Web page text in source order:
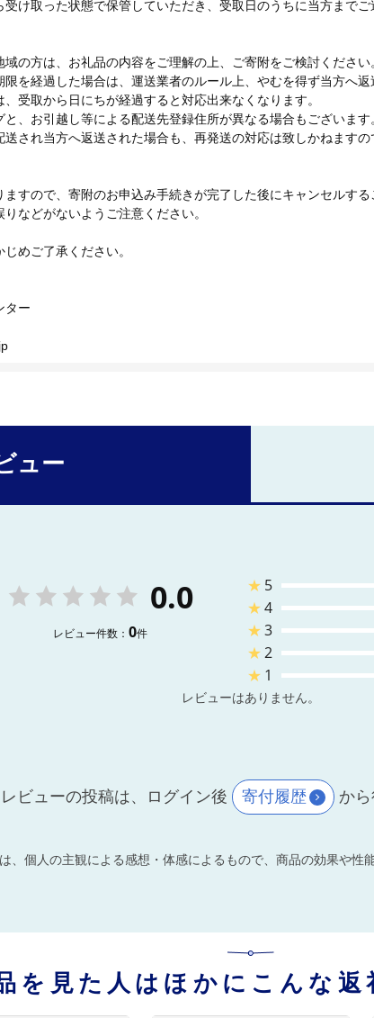
受け取った状態で保管していただき、受取日のうちに当方までご
域の方は、お礼品の内容をご理解の上、ご寄附をご検討ください
限を経過した場合は、運送業者のルール上、やむを得ず当方へ
受取から日にちが経過すると対応出来なくなります。
と、お引越し等による配送先登録住所が異なる場合もございま
送され当方へ返送された場合も、再発送の対応は致しかねますの
ますので、寄附のお申込み手続きが完了した後にキャンセルする
などがないようご注意ください。
めご了承ください。
ター
ュー
0.0
レビュー件数： 0件
★ 5
★4
★3
★2
★ 1
レビューはありません。
レビューの投稿は、ログイン後 寄付履歴 から
、個人の主観による感想・体感によるもので、商品の効果や性
を見た人はほかにこんな返